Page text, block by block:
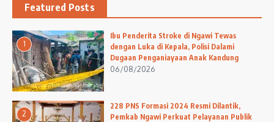
Featured Posts
1
Ibu Penderita Stroke di Ngawi Tewas
dengan Luka di Kepala, Polisi Dalami
Dugaan Penganiayaan Anak Kandung
06/08/2026
2
228 PNS Formasi 2024 Resmi Dilantik,
Pemkab Ngawi Perkuat Pelayanan Publik